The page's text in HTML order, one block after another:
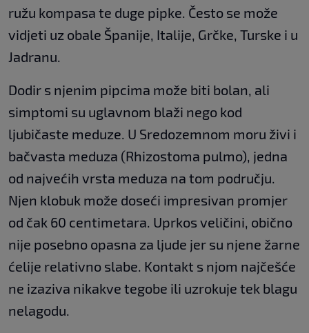
ružu kompasa te duge pipke. Često se može
vidjeti uz obale Španije, Italije, Grčke, Turske i u
Jadranu.
Dodir s njenim pipcima može biti bolan, ali
simptomi su uglavnom blaži nego kod
ljubičaste meduze. U Sredozemnom moru živi i
bačvasta meduza (Rhizostoma pulmo), jedna
od najvećih vrsta meduza na tom području.
Njen klobuk može doseći impresivan promjer
od čak 60 centimetara. Uprkos veličini, obično
nije posebno opasna za ljude jer su njene žarne
ćelije relativno slabe. Kontakt s njom najčešće
ne izaziva nikakve tegobe ili uzrokuje tek blagu
nelagodu.